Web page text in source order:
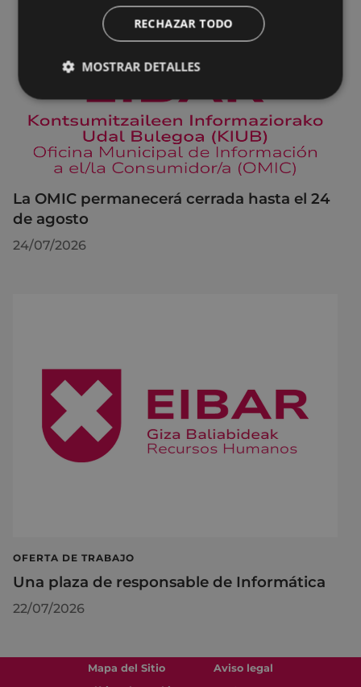
La OMIC permanecerá cerrada hasta el 24
de agosto
24/07/2026
OFERTA DE TRABAJO
Una plaza de responsable de Informática
22/07/2026
Mapa del Sitio
Aviso legal
RECHAZAR TODO
MOSTRAR DETALLES